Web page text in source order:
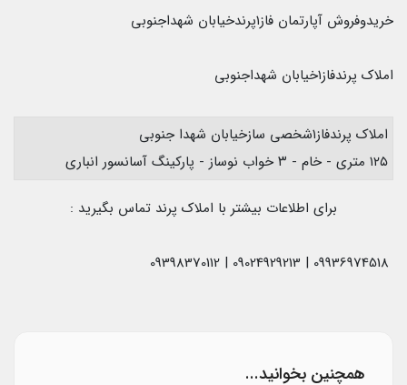
خریدوفروش آپارتمان فاز۱پرندخیابان شهداجنوبی
املاک پرندفاز۱خیابان شهداجنوبی
املاک پرندفاز۱شخصی سازخیابان شهدا جنوبی
۱۲۵ متری - خام - ۳ خواب نوساز - پارکینگ آسانسور انباری
برای اطلاعات بیشتر با املاک پرند تماس بگیرید :
همچنین بخوانید...